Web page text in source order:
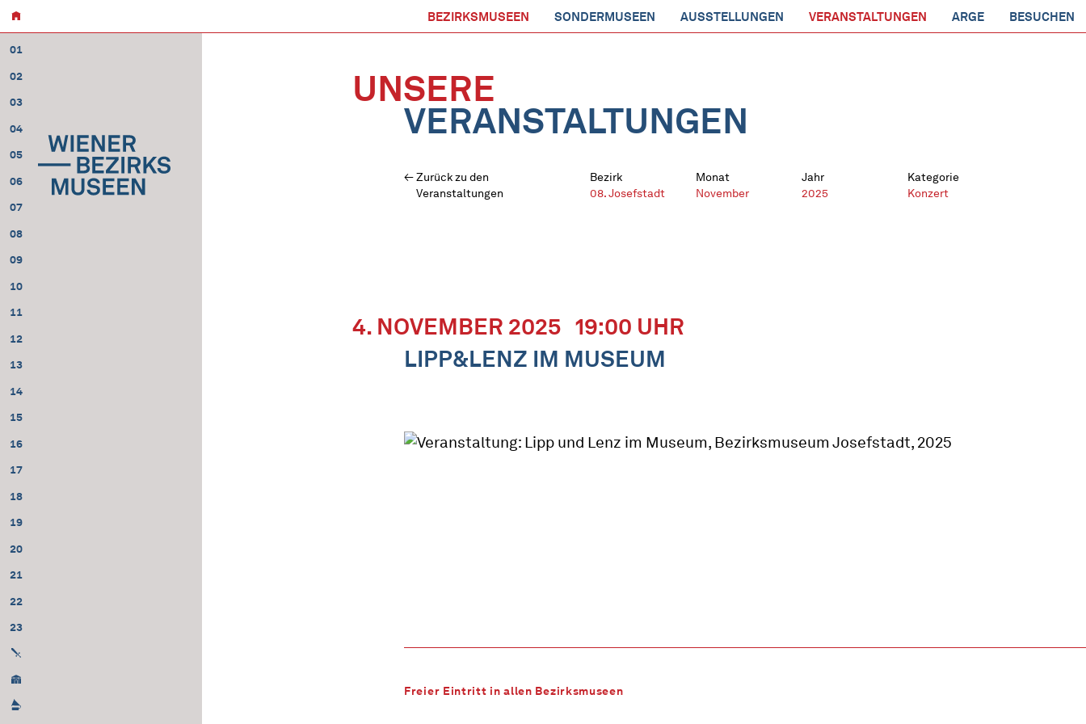
BEZIRKSMUSEEN SONDERMUSEEN AUSSTELLUNGEN VERANSTALTUNGEN ARGE BESUCHEN
01
02
03
04
05
06
07
08
09
10
11
12
13
14
15
16
17
18
19
20
21
22
23
UNSERE
VERANSTALTUNGEN
Zurück zu den
Veranstaltungen
Bezirk
08. Josefstadt
Monat
November
Jahr
2025
Kategorie
Konzert
4. NOVEMBER 2025 19:00 UHR
LIPP&LENZ IM MUSEUM
Freier Eintritt in allen Bezirksmuseen